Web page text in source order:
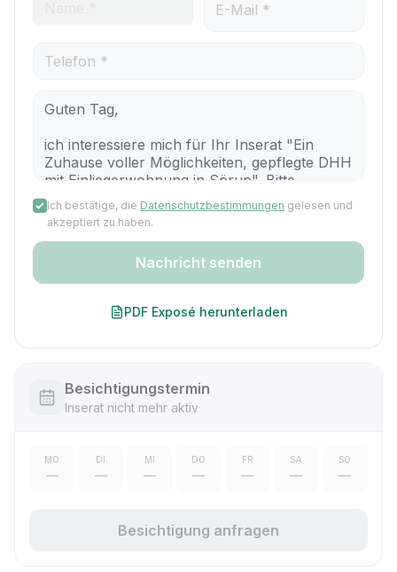
Ich bestätige, die Datenschutzbestimmungen gelesen und
akzeptiert zu haben.
Nachricht senden
PDF Exposé herunterladen
Besichtigungstermin
Inserat nicht mehr aktiv
MO
—
DI
—
MI
—
DO
—
FR
—
SA
—
SO
—
Besichtigung anfragen